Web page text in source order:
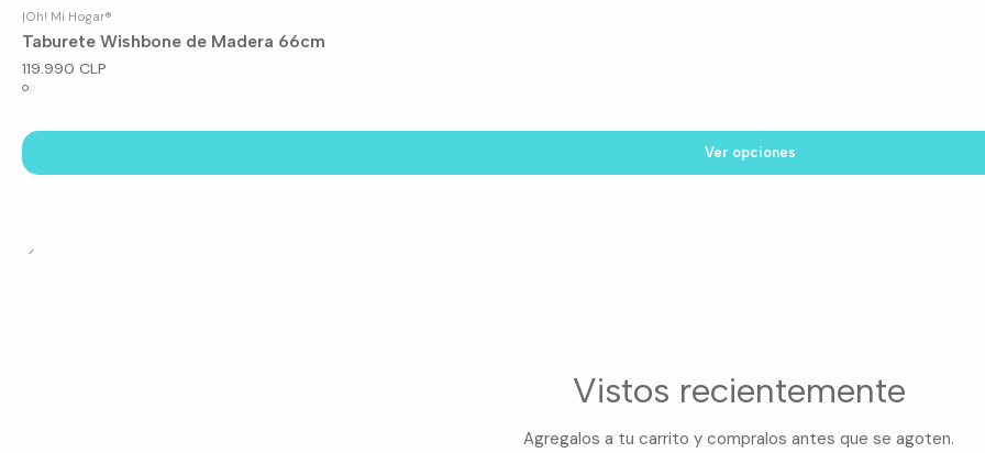
|Oh! Mi Hogar®
Taburete Wishbone de Madera 66cm
119.990 CLP
Ver opciones
Vistos recientemente
Agregalos a tu carrito y compralos antes que se agoten.